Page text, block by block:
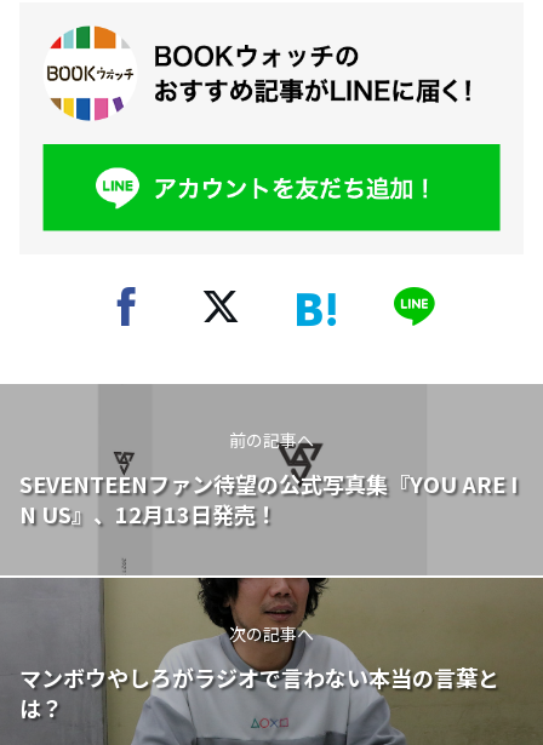
前の記事へ
SEVENTEENファン待望の公式写真集『YOU ARE I
N US』、12月13日発売！
次の記事へ
マンボウやしろがラジオで言わない本当の言葉と
は？